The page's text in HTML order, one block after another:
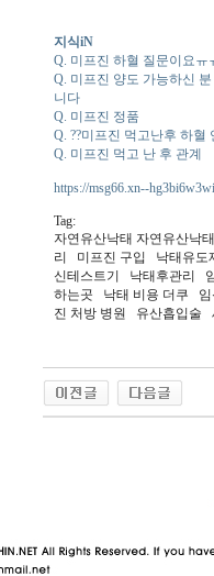
지식iN
Q. 미프진 하혈 질문이요ㅠ
Q. 미프진 양도 가능하신
니다
Q. 미프진 정품
Q. ??미프진 먹고난후 하혈
Q. 미프진 먹고 난 후 관계
https://msg66.xn--
Tag:
자연유산낙태 자연유산낙
리 미­프진 구입 낙태유도
신테스트기 낙태후관리
하는곳 낙태 비용 더쿠
진 처방 병원 유산흡입술